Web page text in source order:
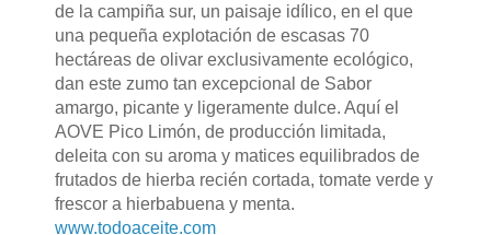
de la campiña sur, un paisaje idílico, en el que
una pequeña explotación de escasas 70
hectáreas de olivar exclusivamente ecológico,
dan este zumo tan excepcional de Sabor
amargo, picante y ligeramente dulce. Aquí el
AOVE Pico Limón, de producción limitada,
deleita con su aroma y matices equilibrados de
frutados de hierba recién cortada, tomate verde y
frescor a hierbabuena y menta.
www.todoaceite.com